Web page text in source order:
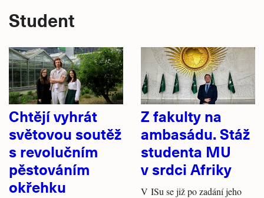
Student
Chtějí vyhrát
světovou soutěž
s revolučním
pěstováním
okřehku
Z fakulty na
ambasádu. Stáž
studenta MU
v srdci Afriky
V ISu se již po zadání jeho